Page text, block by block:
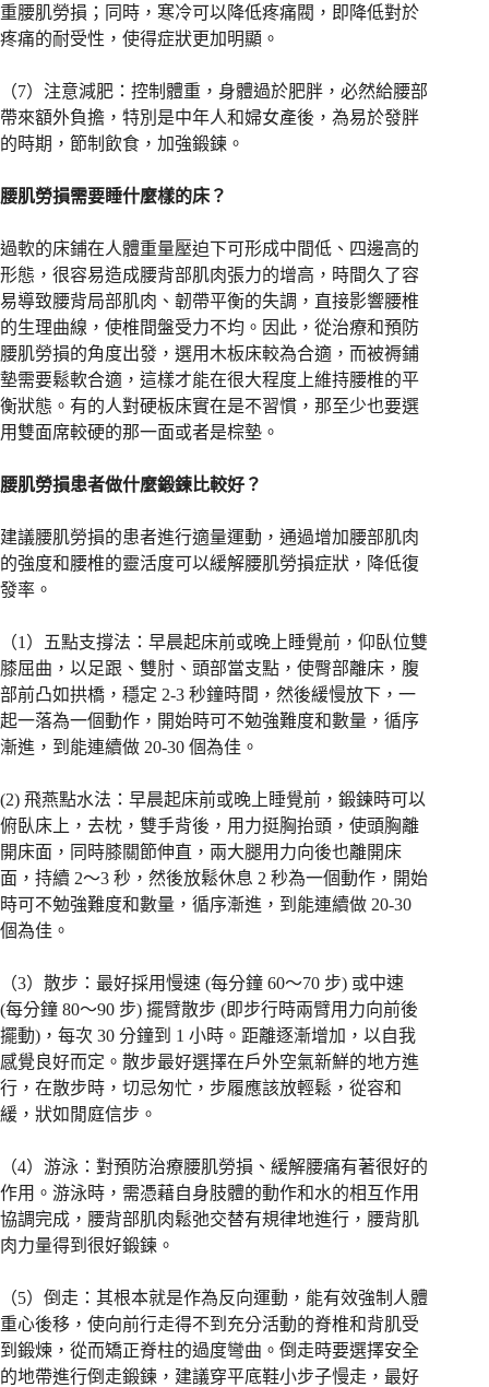
重腰肌勞損；同時，寒冷可以降低疼痛閥，即降低對於
疼痛的耐受性，使得症狀更加明顯。
（7）注意減肥：控制體重，身體過於肥胖，必然給腰部
帶來額外負擔，特別是中年人和婦女產後，為易於發胖
的時期，節制飲食，加強鍛鍊。
腰肌勞損需要睡什麼樣的床？
過軟的床鋪在人體重量壓迫下可形成中間低、四邊高的
形態，很容易造成腰背部肌肉張力的增高，時間久了容
易導致腰背局部肌肉、韌帶平衡的失調，直接影響腰椎
的生理曲線，使椎間盤受力不均。因此，從治療和預防
腰肌勞損的角度出發，選用木板床較為合適，而被褥鋪
墊需要鬆軟合適，這樣才能在很大程度上維持腰椎的平
衡狀態。有的人對硬板床實在是不習慣，那至少也要選
用雙面席較硬的那一面或者是棕墊。
腰肌勞損患者做什麼鍛鍊比較好？
建議腰肌勞損的患者進行適量運動，通過增加腰部肌肉
的強度和腰椎的靈活度可以緩解腰肌勞損症狀，降低復
發率。
（1）五點支撐法：早晨起床前或晚上睡覺前，仰臥位雙
膝屈曲，以足跟、雙肘、頭部當支點，使臀部離床，腹
部前凸如拱橋，穩定 2-3 秒鐘時間，然後緩慢放下，一
起一落為一個動作，開始時可不勉強難度和數量，循序
漸進，到能連續做 20-30 個為佳。
(2) 飛燕點水法：早晨起床前或晚上睡覺前，鍛鍊時可以
俯臥床上，去枕，雙手背後，用力挺胸抬頭，使頭胸離
開床面，同時膝關節伸直，兩大腿用力向後也離開床
面，持續 2～3 秒，然後放鬆休息 2 秒為一個動作，開始
時可不勉強難度和數量，循序漸進，到能連續做 20-30
個為佳。
（3）散步：最好採用慢速 (每分鐘 60～70 步) 或中速
(每分鐘 80～90 步) 擺臂散步 (即步行時兩臂用力向前後
擺動)，每次 30 分鐘到 1 小時。距離逐漸增加，以自我
感覺良好而定。散步最好選擇在戶外空氣新鮮的地方進
行，在散步時，切忌匆忙，步履應該放輕鬆，從容和
緩，狀如閒庭信步。
（4）游泳：對預防治療腰肌勞損、緩解腰痛有著很好的
作用。游泳時，需憑藉自身肢體的動作和水的相互作用
協調完成，腰背部肌肉鬆弛交替有規律地進行，腰背肌
肉力量得到很好鍛鍊。
（5）倒走：其根本就是作為反向運動，能有效強制人體
重心後移，使向前行走得不到充分活動的脊椎和背肌受
到鍛煉，從而矯正脊柱的過度彎曲。倒走時要選擇安全
的地帶進行倒走鍛鍊，建議穿平底鞋小步子慢走，最好